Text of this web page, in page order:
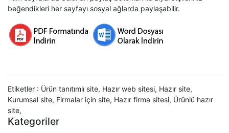
beğendikleri her sayfayı sosyal ağlarda paylaşabilir.
Etiketler : Ürün tanıtımlı site, Hazır web sitesi, Hazır site,
Kurumsal site, Firmalar için site, Hazır firma sitesi, Ürünlü hazır
site,
Kategoriler